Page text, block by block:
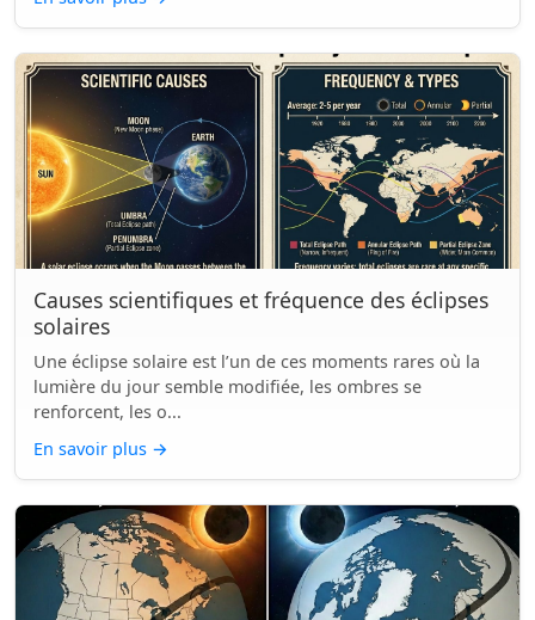
Causes scientifiques et fréquence des éclipses
solaires
Une éclipse solaire est l’un de ces moments rares où la
lumière du jour semble modifiée, les ombres se
renforcent, les o...
En savoir plus →